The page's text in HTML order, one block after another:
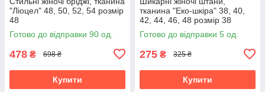
"Ліоцел" 48, 50, 52, 54 розмір
48
Готово до відправки 90 од.
478 ₴ 698 ₴
Купити
тканина "Еко-шкіра" 38, 40,
42, 44, 46, 48 розмір 38
Готово до відправки 5 од.
275 ₴ 325 ₴
Купити